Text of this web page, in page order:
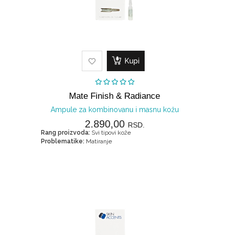
Kupi
Mate Finish & Radiance
Ampule za kombinovanu i masnu kožu
2.890,00 RSD.
Rang proizvoda: Svi tipovi kože
Problematike: Matiranje